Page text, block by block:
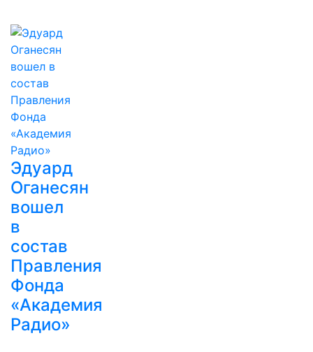
Эдуард
Оганесян
вошел
в
состав
Правления
Фонда
«Академия
Радио»